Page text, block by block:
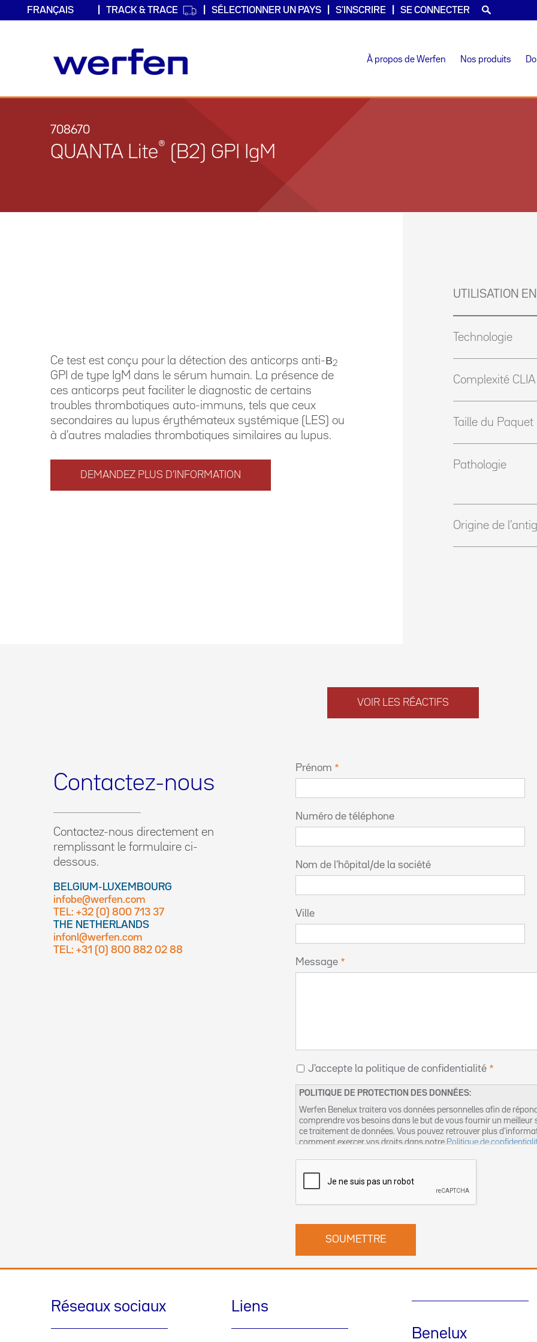
TRACK & TRACE SÉLECTIONNER UN PAYS S'INSCRIRE SE CONNECTER
À propos de Werfen Nos produits
708670
QUANTA Lite® (B2) GPI IgM
Ce test est conçu pour la détection des anticorps anti-Β2
GPI de type IgM dans le sérum humain. La présence de
ces anticorps peut faciliter le diagnostic de certains
troubles thrombotiques auto-immuns, tels que ceux
secondaires au lupus érythémateux systémique (LES) ou
à d'autres maladies thrombotiques similaires au lupus.
DEMANDEZ PLUS D’INFORMATION
UTILISATION
Technologie
Complexité CLIA
Taille du Paquet
Pathologie
Origine de
VOIR LES RÉACTIFS
Contactez-nous
Contactez-nous directement en
remplissant le formulaire ci-
dessous.
BELGIUM-LUXEMBOURG
infobe@werfen.com
TEL: +32 (0) 800 713 37
THE NETHERLANDS
infonl@werfen.com
TEL: +31 (0) 800 882 02 88
Prénom
Numéro de téléphone
Nom de l’hôpital/de la société
Ville
Message
J'accepte la politique de confidentialité
POLITIQUE DE PROTECTION DES DONNÉES:
Werfen Benelux traitera vos données personnelles afin de
comprendre vos besoins dans le but de vous fournir un
ce traitement de données. Vous pouvez retrouver plus
comment exercer vos droits dans notrePolitique de
Réseaux sociaux
Liens
Benelux